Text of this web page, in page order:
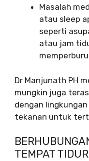
Masalah
atau sleep
seperti
atau jam
Dr Manjunath PH
mungkin juga
dengan
tekanan untuk
TEMPAT TIDUR